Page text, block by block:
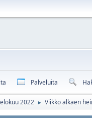
Palveluita
elokuu 2022 ► Viikko alkaen